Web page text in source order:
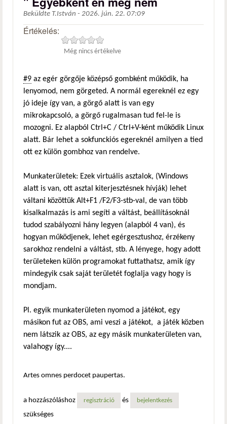
Beküldte T.István - 2026. jún. 22. 07:09
Értékelés:
Még nincs értékelve
#9 az egér görgője középső gombként működik, ha
lenyomod, nem görgeted. A normál egereknél ez egy
jó ideje így van, a görgő alatt is van egy
mikrokapcsoló, a görgő rugalmasan tud fel-le is
mozogni. Ez alapból Ctrl+C / Ctrl+V-ként működik Linux
alatt. Bár lehet a sokfunckiós egereknél amilyen a tied
ott ez külön gombhoz van rendelve.
Munkaterületek: Ezek virtuális asztalok, (Windows
alatt is van, ott asztal kiterjesztésnek hívják) lehet
váltani közöttük Alt+F1 /F2/F3-stb-val, de van több
kisalkalmazás is ami segíti a váltást, beállításoknál
tudod szabályozni hány legyen (alapból 4 van), és
hogyan működjenek, lehet egérgesztushoz, érzékeny
sarokhoz rendelni a váltást, stb. A lényege, hogy adott
területeken külön programokat futtathatsz, amik így
mindegyik csak saját területét foglalja vagy hogy is
mondjam.
Pl. egyik munkaterületen nyomod a játékot, egy
másikon fut az OBS, ami veszi a játékot, a játék közben
nem látszik az OBS, az egy másik munkaterületen van,
valahogy így....
Artes omnes perdocet paupertas.
a hozzászóláshoz regisztráció és bejelentkezés
szükséges